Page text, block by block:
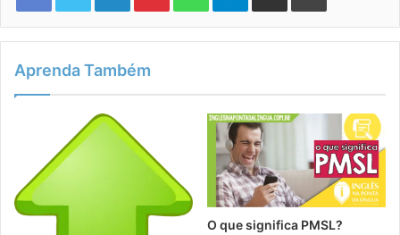
Aprenda Também
O que significa PMSL?